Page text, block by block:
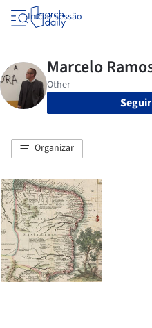
Iniciar sessão
Seguir
Organizar